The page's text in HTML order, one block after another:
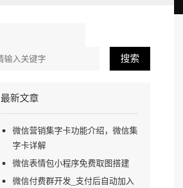
搜索
最新文章
微信营销集字卡功能介绍，微信集
字卡详解
微信表情包小程序免费取图搭建
微信付费群开发_支付后自动加入